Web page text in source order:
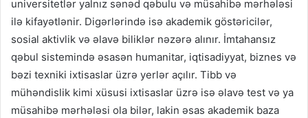
universitetlər yalnız sənəd qəbulu və müsahibə mərhələsi
ilə kifayətlənir. Digərlərində isə akademik göstəricilər,
sosial aktivlik və əlavə biliklər nəzərə alınır. İmtahansız
qəbul sistemində əsasən humanitar, iqtisadiyyat, biznes və
bəzi texniki ixtisaslar üzrə yerlər açılır. Tibb və
mühəndislik kimi xüsusi ixtisaslar üzrə isə əlavə test və ya
müsahibə mərhələsi ola bilər, lakin əsas akademik baza